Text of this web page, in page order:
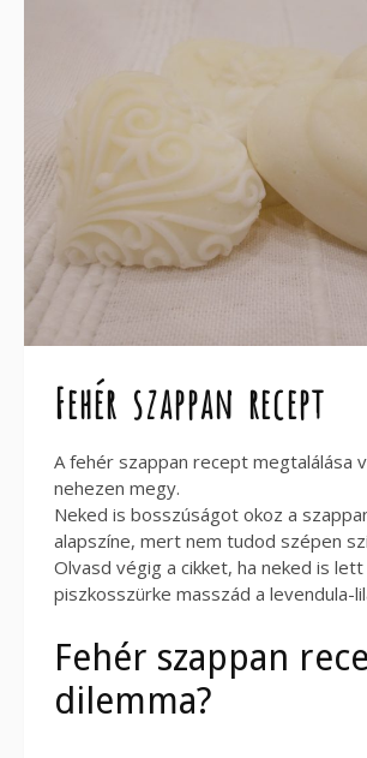
Fehér szappan recept
A fehér szappan recept megtalálása
nehezen megy.
Neked is bosszúságot okoz a
alapszíne, mert nem tudod szépen
Olvasd végig a cikket, ha neked is
piszkosszürke masszád a levendula-
Fehér szappan
dilemma?